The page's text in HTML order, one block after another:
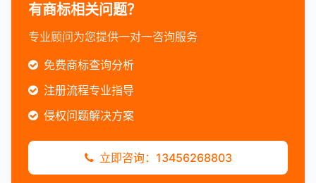
有商标相关问题？
专业顾问为您提供一对一咨询服务
免费商标查询分析
注册流程专业指导
侵权问题解决方案
立即咨询：13456268803